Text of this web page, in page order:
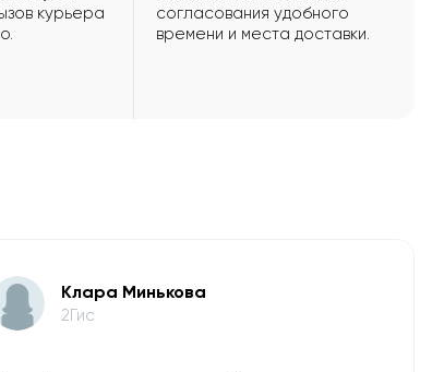
курьера
согласования удобного
времени и места доставки.
Клара Минькова
2Гис